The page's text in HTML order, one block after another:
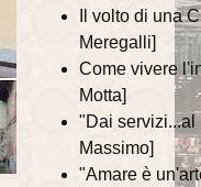
Il volto di una
Meregalli]
Come vivere
Motta]
"Dai servizi...al
Massimo]
"Amare è